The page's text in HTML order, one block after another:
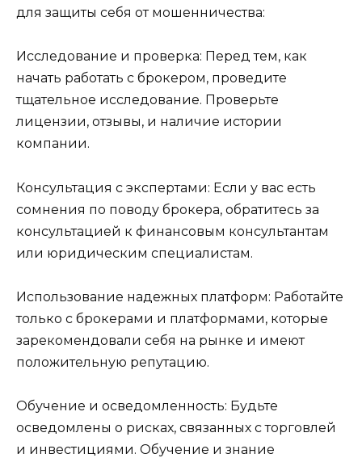
для защиты себя от мошенничества:
Исследование и проверка: Перед тем, как
начать работать с брокером, проведите
тщательное исследование. Проверьте
лицензии, отзывы, и наличие истории
компании.
Консультация с экспертами: Если у вас есть
сомнения по поводу брокера, обратитесь за
консультацией к финансовым консультантам
или юридическим специалистам.
Использование надежных платформ: Работайте
только с брокерами и платформами, которые
зарекомендовали себя на рынке и имеют
положительную репутацию.
Обучение и осведомленность: Будьте
осведомлены о рисках, связанных с торговлей
и инвестициями. Обучение и знание